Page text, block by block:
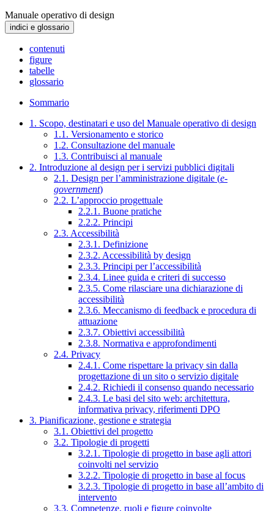
Manuale operativo di design
indici e glossario
contenuti
figure
tabelle
glossario
Sommario
1. Scopo, destinatari e uso del Manuale operativo di design
1.1. Versionamento e storico
1.2. Consultazione del manuale
1.3. Contribuisci al manuale
2. Introduzione al design per i servizi pubblici digitali
2.1. Design per l’amministrazione digitale (e-
government)
2.2. L’approccio progettuale
2.2.1. Buone pratiche
2.2.2. Principi
2.3. Accessibilità
2.3.1. Definizione
2.3.2. Accessibilità by design
2.3.3. Principi per l’accessibilità
2.3.4. Linee guida e criteri di successo
2.3.5. Come rilasciare una dichiarazione di
accessibilità
2.3.6. Meccanismo di feedback e procedura di
attuazione
2.3.7. Obiettivi accessibilità
2.3.8. Normativa e approfondimenti
2.4. Privacy
2.4.1. Come rispettare la privacy sin dalla
progettazione di un sito o servizio digitale
2.4.2. Richiedi il consenso quando necessario
2.4.3. Le basi del sito web: architettura,
informativa privacy, riferimenti DPO
3. Pianificazione, gestione e strategia
3.1. Obiettivi del progetto
3.2. Tipologie di progetti
3.2.1. Tipologie di progetto in base agli attori
coinvolti nel servizio
3.2.2. Tipologie di progetto in base al focus
3.2.3. Tipologie di progetto in base all’ambito di
intervento
3.3. Competenze, ruoli e figure coinvolte